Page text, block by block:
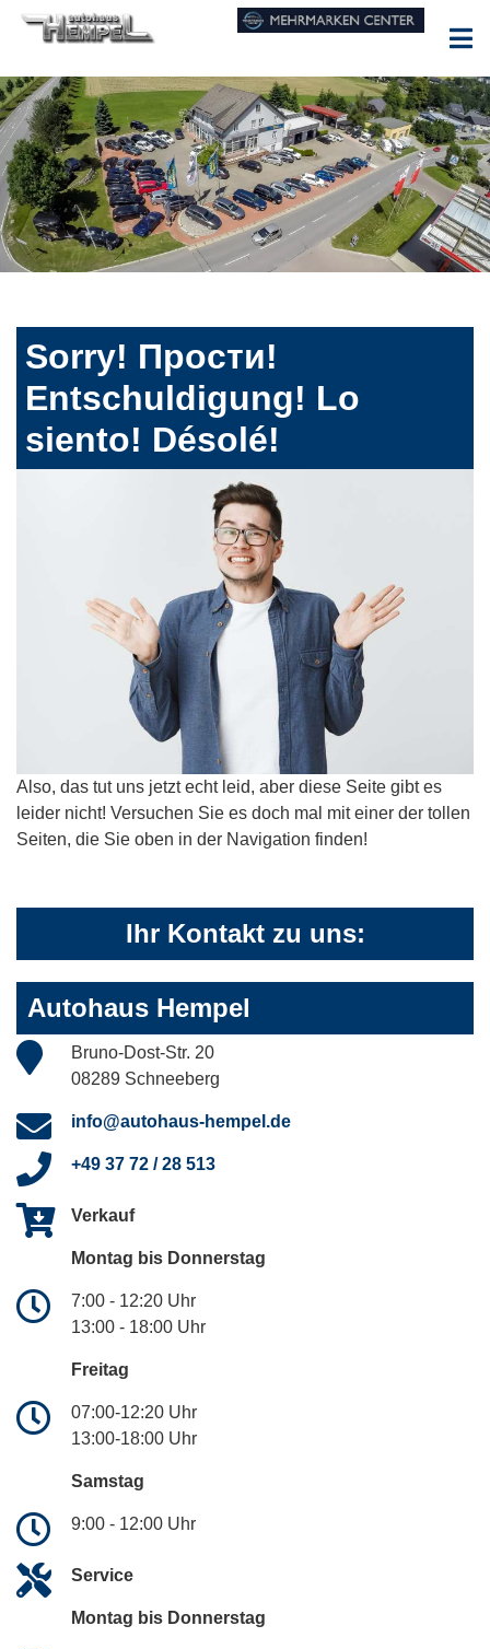
Sorry! Прости!
Entschuldigung! Lo
siento! Désolé!
Also, das tut uns jetzt echt leid, aber diese Seite gibt es
leider nicht! Versuchen Sie es doch mal mit einer der tollen
Seiten, die Sie oben in der Navigation finden!
Ihr Kontakt zu uns:
Autohaus Hempel
Bruno-Dost-Str. 20
08289 Schneeberg
info@autohaus-hempel.de
+49 37 72 / 28 513
Verkauf
Montag bis Donnerstag
7:00 - 12:20 Uhr
13:00 - 18:00 Uhr
Freitag
07:00-12:20 Uhr
13:00-18:00 Uhr
Samstag
9:00 - 12:00 Uhr
Service
Montag bis Donnerstag